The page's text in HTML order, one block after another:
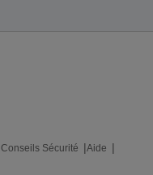
Conseils Sécurité
Aide